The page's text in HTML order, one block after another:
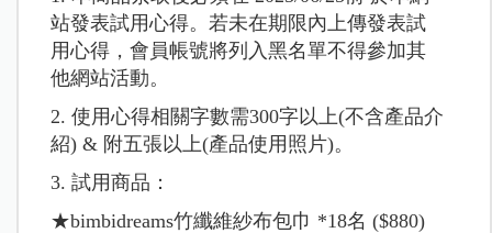
站發表試用心得。若未在期限內上傳發表試
用心得，會員帳號將列入黑名單不得參加其
他網站活動。
2. 使用心得相關字數需300字以上(不含產品介
紹) & 附五張以上(產品使用照片)。
3. 試用商品：
★bimbidreams竹纖維紗布包巾 *18名 ($880)